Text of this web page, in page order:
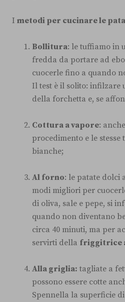
I metodi per cucinare le
Bollitura: le tuffiamo in
fredda da portare ad
cuocerle fino a quando
Il test è il solito: infilzare
della forchetta e, se
Cottura a vapore:
procedimento e le
bianche;
Al forno: le patate dolci
modi migliori per
di oliva, sale e pepe, si
quando non diventano
circa 40 minuti, ma per
servirti della friggitrice
Alla griglia: tagliate a
possono essere cotte
Spennella la superficie